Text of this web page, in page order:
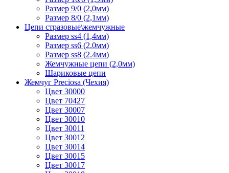
Размер 9/0 (2,0мм)
Размер 8/0 (2,1мм)
Цепи стразовые\жемчужные
Размер ss4 (1,4мм)
Размер ss6 (2.0мм)
Размер ss8 (2.4мм)
Жемчужные цепи (2,0мм)
Шариковые цепи
Жемчуг Preciosa (Чехия)
Цвет 30000
Цвет 70427
Цвет 30007
Цвет 30010
Цвет 30011
Цвет 30012
Цвет 30014
Цвет 30015
Цвет 30017